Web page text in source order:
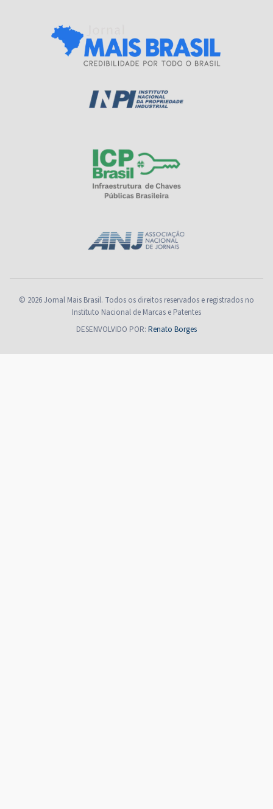
© 2026 Jornal Mais Brasil. Todos os direitos reservados e registrados no
Instituto Nacional de Marcas e Patentes
DESENVOLVIDO POR: Renato Borges